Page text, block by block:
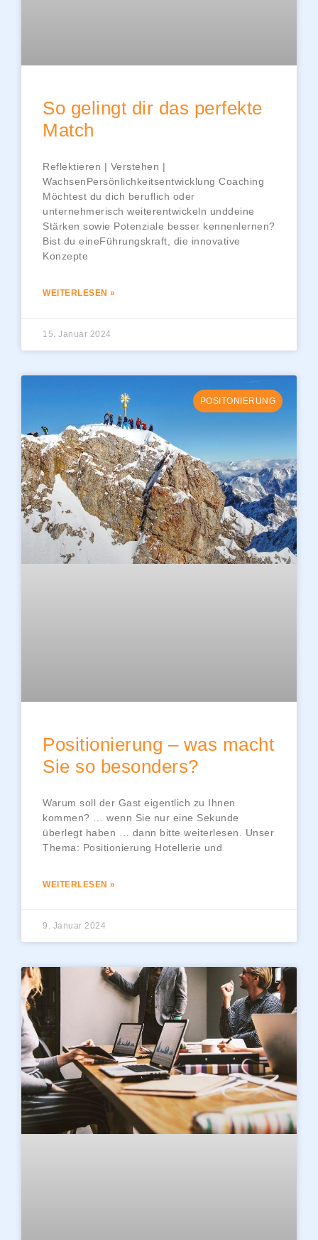
So gelingt dir das perfekte
Match
Reflektieren | Verstehen |
WachsenPersönlichkeitsentwicklung Coaching
Möchtest du dich beruflich oder
unternehmerisch weiterentwickeln unddeine
Stärken sowie Potenziale besser kennenlernen?
Bist du eineFührungskraft, die innovative
Konzepte
WEITERLESEN »
15. Januar 2024
POSITONIERUNG
Positionierung – was macht
Sie so besonders?
Warum soll der Gast eigentlich zu Ihnen
kommen? … wenn Sie nur eine Sekunde
überlegt haben … dann bitte weiterlesen. Unser
Thema: Positionierung Hotellerie und
WEITERLESEN »
9. Januar 2024